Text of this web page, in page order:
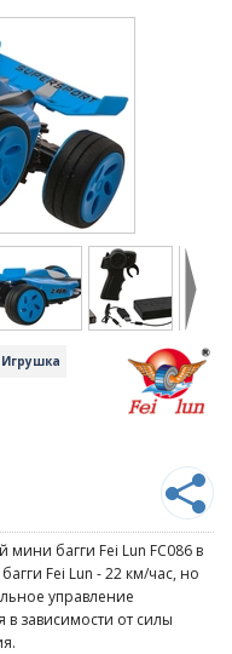
Игрушка
багги Fei Lun FC086 в
Fei Lun - 22 км/час, но
управление
в зависимости от силы